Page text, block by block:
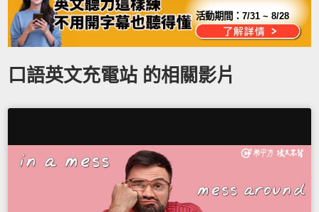
活動期間：7/31 ~ 8/28
口語英文充電站 的相關影片